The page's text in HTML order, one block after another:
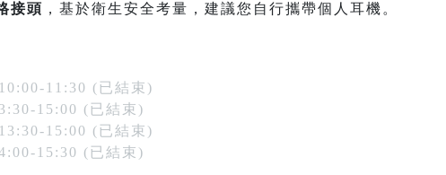
接頭 ，基於衛生安全考量，建議您自行攜帶個人耳機。
11:30 (已結束)
15:00 (已結束)
15:00 (已結束)
15:30 (已結束)